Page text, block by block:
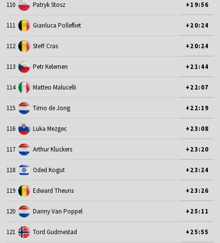
110 Patryk Stosz +19:56
111 Gianluca Pollefliet +20:24
112 Steff Cras +20:24
113 Petr Kelemen +21:44
114 Matteo Malucelli +22:07
115 Timo de Jong +22:19
116 Luka Mezgec +23:08
117 Arthur Kluckers +23:20
118 Oded Kogut +23:24
119 Edward Theuns +23:26
120 Danny Van Poppel +25:11
121 Tord Gudmestad +25:55